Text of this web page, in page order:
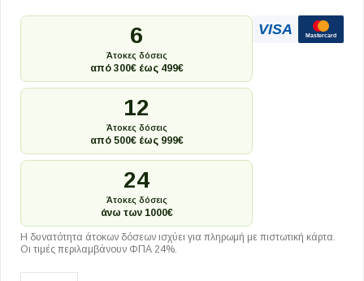
6
Άτοκες δόσεις
από 300€ έως 499€
12
Άτοκες δόσεις
από 500€ έως 999€
24
Άτοκες δόσεις
άνω των 1000€
VISA Mastercard
Η δυνατότητα άτοκων δόσεων ισχύει για πληρωμή με πιστωτική κάρτα.
Οι τιμές περιλαμβάνουν ΦΠΑ 24%.